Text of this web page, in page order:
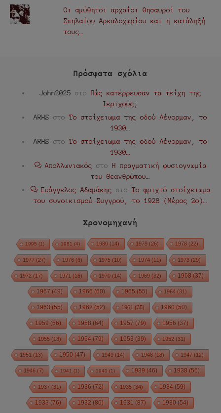
Οι αμύθητοι αρχαίοι θησαυροί του
Σπηλαίου Αρκαλοχωρίου και η κατάληξή
τους…
Πρόσφατα σχόλια
John2025 στο Πώς κατέρρευσαν τα τείχη της
Ιεριχούς;
ARHS στο Το στοίχειωμα της οδού Λένορμαν, το
1930…
ARHS στο Το στοίχειωμα της οδού Λένορμαν, το
1930…
Απολλωνιακός στο Η πραγματική φυσιογνωμία
του Θεανθρώπου…
Ευάγγελος Αδαμάκης στο Το φριχτό στοίχειωμα
του συνοικισμού Συγγρού, το 1928 (Μέρος 2ο)…
Χρονομηχανή
1995 (1) 1981 (4) 1980 (14) 1979 (26) 1978 (22)
1977 (27) 1976 (6) 1975 (10) 1974 (11) 1973 (29)
1972 (17) 1971 (16) 1970 (14) 1969 (32) 1968 (37)
1967 (49) 1966 (60) 1965 (55) 1964 (31)
1963 (55) 1962 (52) 1961 (35) 1960 (50)
1959 (66) 1958 (64) 1957 (79) 1956 (37)
1955 (18) 1954 (79) 1953 (39) 1952 (31)
1951 (13) 1950 (47) 1949 (14) 1948 (18) 1947 (12)
1946 (7) 1941 (1) 1940 (1) 1939 (46) 1938 (56)
1937 (31) 1936 (72) 1935 (34) 1934 (59)
1933 (76) 1932 (86) 1931 (87) 1930 (54)